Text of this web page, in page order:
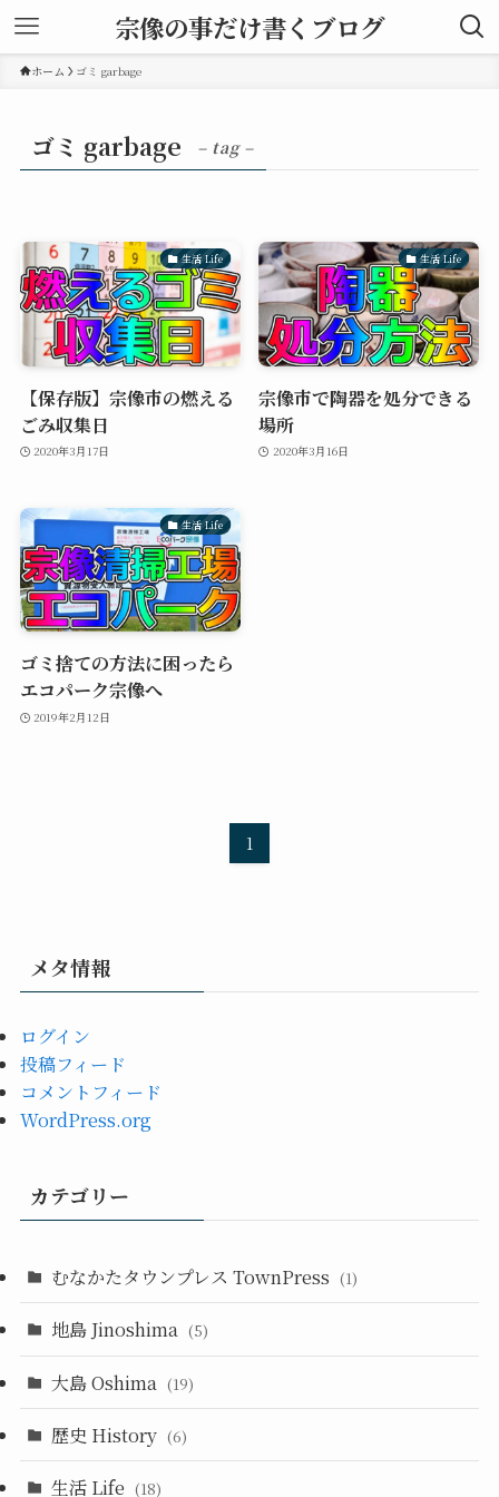
宗像の事だけ書くブログ
ホーム ゴミ garbage
ゴミ garbage – tag –
生活 Life
【保存版】宗像市の燃える
ごみ収集日
2020年3月17日
生活 Life
宗像市で陶器を処分できる
場所
2020年3月16日
生活 Life
ゴミ捨ての方法に困ったら
エコパーク宗像へ
2019年2月12日
1
メタ情報
ログイン
投稿フィード
コメントフィード
WordPress.org
カテゴリー
むなかたタウンプレス TownPress (1)
地島 Jinoshima (5)
大島 Oshima (19)
歴史 History (6)
生活 Life (18)